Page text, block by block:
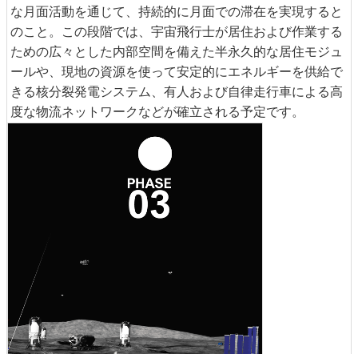
な月面活動を通じて、持続的に月面での滞在を実現すると
のこと。この段階では、宇宙飛行士が居住および作業する
ための広々とした内部空間を備えた半永久的な居住モジュ
ールや、現地の資源を使って安定的にエネルギーを供給で
きる核分裂発電システム、有人および自律走行車による高
度な物流ネットワークなどが確立される予定です。